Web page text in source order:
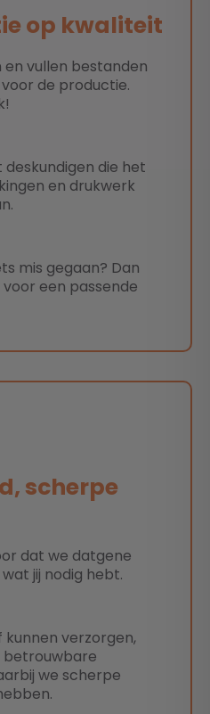
op kwaliteit
vullen bestanden
de productie.
die het
en drukwerk
mis gegaan? Dan
een passende
scherpe
dat we datgene
jij nodig hebt.
verzorgen,
betrouwbare
we scherpe